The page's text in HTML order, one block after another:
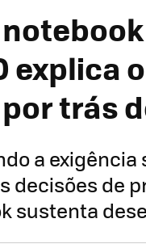
explica
trás
a
decisões de
sustenta